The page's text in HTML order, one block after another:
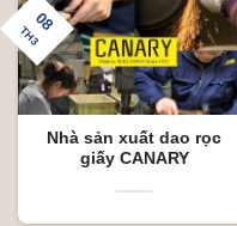
Nhà sản xuất dao rọc
giấy CANARY
08
TH3